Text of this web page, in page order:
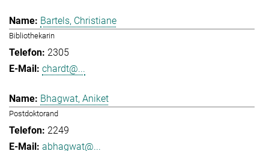
Bartels, Christiane
Bibliothekarin
2305
chardt@...
Bhagwat, Aniket
Postdoktorand
2249
abhagwat@...